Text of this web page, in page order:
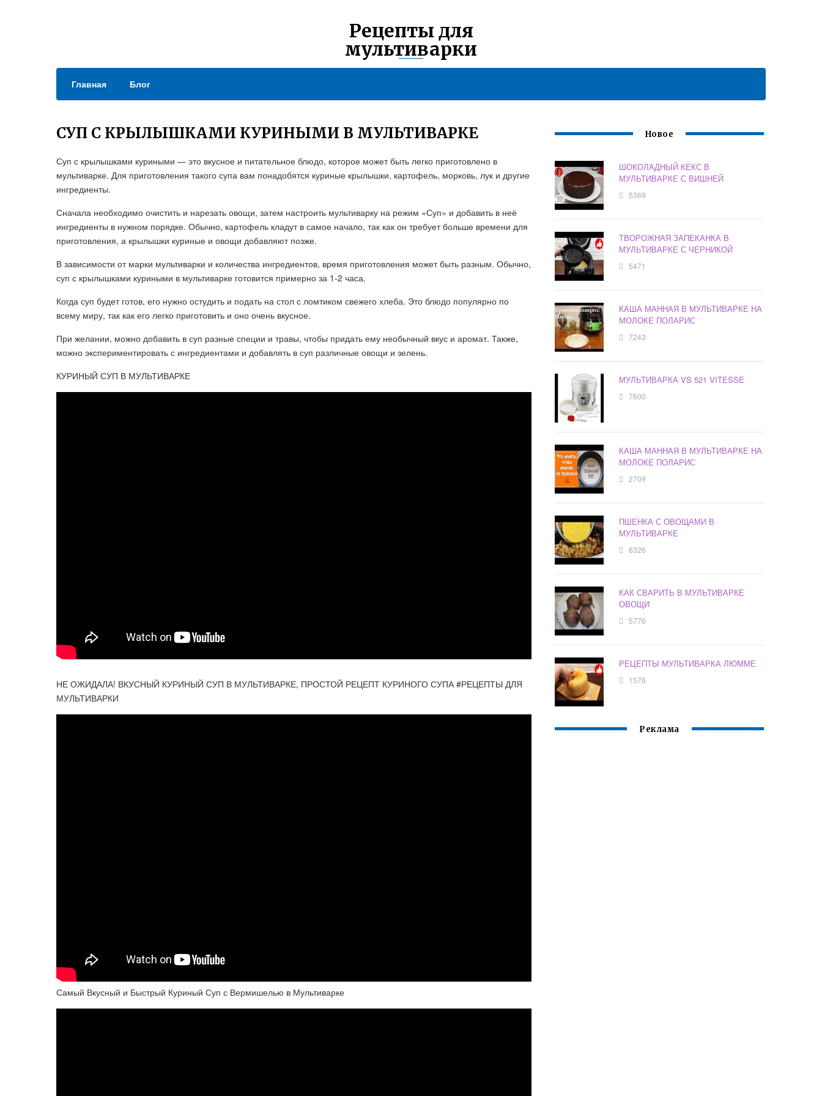
Рецепты для
мультиварки
Главная Блог
СУП С КРЫЛЫШКАМИ КУРИНЫМИ В МУЛЬТИВАРКЕ
Суп с крылышками куриными — это вкусное и питательное блюдо, которое может быть легко приготовлено в
мультиварке. Для приготовления такого супа вам понадобятся куриные крылышки, картофель, морковь, лук и другие
ингредиенты.
Сначала необходимо очистить и нарезать овощи, затем настроить мультиварку на режим «Суп» и добавить в неё
ингредиенты в нужном порядке. Обычно, картофель кладут в самое начало, так как он требует больше времени для
приготовления, а крылышки куриные и овощи добавляют позже.
В зависимости от марки мультиварки и количества ингредиентов, время приготовления может быть разным. Обычно,
суп с крылышками куриными в мультиварке готовится примерно за 1-2 часа.
Когда суп будет готов, его нужно остудить и подать на стол с ломтиком свежего хлеба. Это блюдо популярно по
всему миру, так как его легко приготовить и оно очень вкусное.
При желании, можно добавить в суп разные специи и травы, чтобы придать ему необычный вкус и аромат. Также,
можно экспериментировать с ингредиентами и добавлять в суп различные овощи и зелень.
КУРИНЫЙ СУП В МУЛЬТИВАРКЕ
НЕ ОЖИДАЛА! ВКУСНЫЙ КУРИНЫЙ СУП В МУЛЬТИВАРКЕ, ПРОСТОЙ РЕЦЕПТ КУРИНОГО СУПА #РЕЦЕПТЫ ДЛЯ
МУЛЬТИВАРКИ
Самый Вкусный и Быстрый Куриный Суп с Вермишелью в Мультиварке
Новое
ШОКОЛАДНЫЙ КЕКС В
МУЛЬТИВАРКЕ С ВИШНЕЙ
5369
ТВОРОЖНАЯ ЗАПЕКАНКА В
МУЛЬТИВАРКЕ С ЧЕРНИКОЙ
5471
КАША МАННАЯ В МУЛЬТИВАРКЕ НА
МОЛОКЕ ПОЛАРИС
7243
МУЛЬТИВАРКА VS 521 VITESSE
7600
КАША МАННАЯ В МУЛЬТИВАРКЕ НА
МОЛОКЕ ПОЛАРИС
2709
ПШЕНКА С ОВОЩАМИ В
МУЛЬТИВАРКЕ
6326
КАК СВАРИТЬ В МУЛЬТИВАРКЕ
ОВОЩИ
5776
РЕЦЕПТЫ МУЛЬТИВАРКА ЛЮММЕ
1576
Реклама